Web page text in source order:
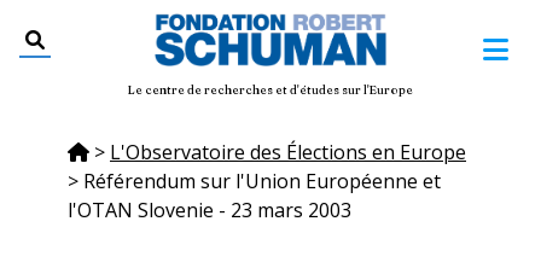
Le centre de recherches et d'études sur l'Europe
> L'Observatoire des Élections en Europe
> Référendum sur l'Union Européenne et
l'OTAN Slovenie - 23 mars 2003